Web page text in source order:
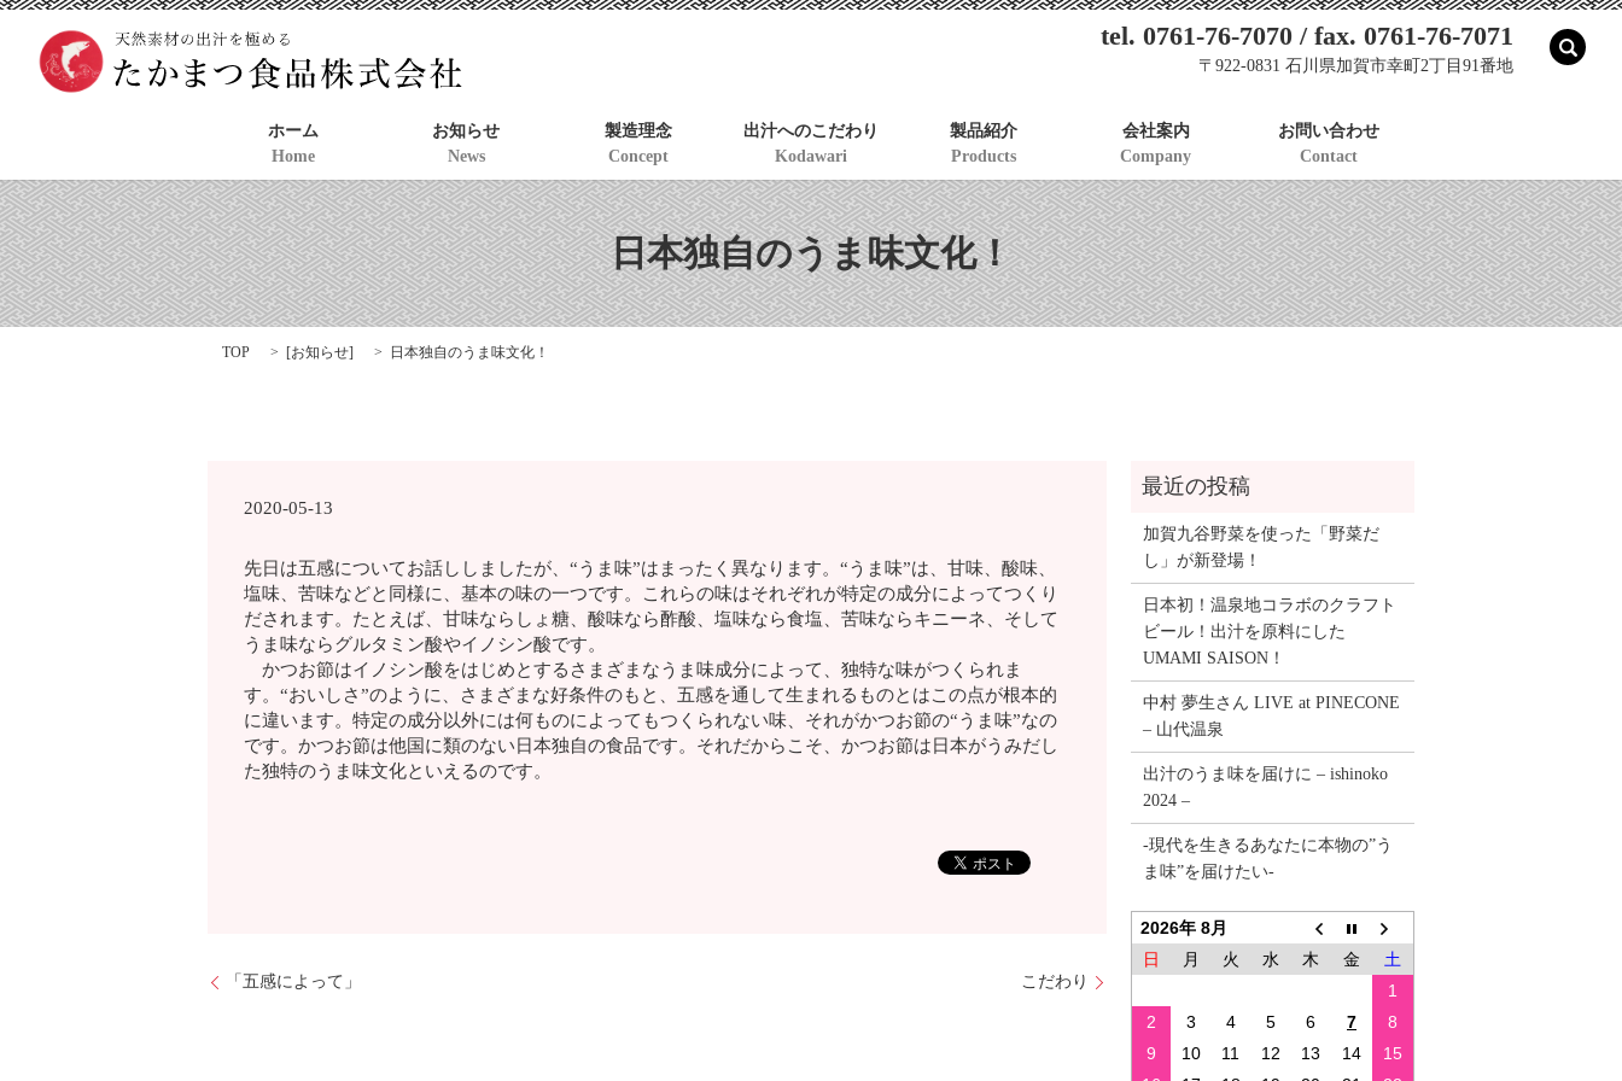
tel. 0761-76-7070 / fax. 0761-76-7071
〒922-0831 石川県加賀市幸町2丁目91番地
ホーム
Home
お知らせ
News
製造理念
Concept
出汁へのこだわり
Kodawari
製品紹介
Products
会社案内
Company
お問い合わせ
Contact
日本独自のうま味文化！
TOP [お知らせ] 日本独自のうま味文化！
2020-05-13
先日は五感についてお話ししましたが、“うま味”はまったく異なります。“うま味”は、甘味、酸味、
塩味、苦味などと同様に、基本の味の一つです。これらの味はそれぞれが特定の成分によってつくり
だされます。たとえば、甘味ならしょ糖、酸味なら酢酸、塩味なら食塩、苦味ならキニーネ、そして
うま味ならグルタミン酸やイノシン酸です。
かつお節はイノシン酸をはじめとするさまざまなうま味成分によって、独特な味がつくられま
す。“おいしさ”のように、さまざまな好条件のもと、五感を通して生まれるものとはこの点が根本的
に違います。特定の成分以外には何ものによってもつくられない味、それがかつお節の“うま味”なの
です。かつお節は他国に類のない日本独自の食品です。それだからこそ、かつお節は日本がうみだし
た独特のうま味文化といえるのです。
「五感によって」 こだわり
加賀九谷野菜を使った「野菜だ
し」が新登場！
日本初！温泉地コラボのクラフト
ビール！出汁を原料にした
UMAMI SAISON！
中村 夢生さん LIVE at PINECONE
– 山代温泉
出汁のうま味を届けに – ishinoko
2024 –
-現代を生きるあなたに本物の”う
ま味”を届けたい-
2026年 8月
日
月 火 水 木 金
土
1
2
3 4 5 6 7
8
9
10 11 12 13 14
15